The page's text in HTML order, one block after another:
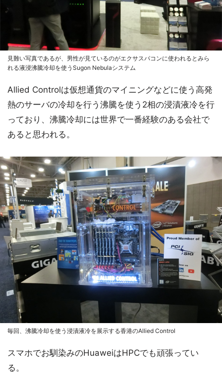
見難い写真であるが、男性が見ているのがエクサスパコンに使われるとみら
れる液浸沸騰冷却を使うSugon Nebulaシステム
Allied Controlは仮想通貨のマイニングなどに使う高発
熱のサーバの冷却を行う沸騰を使う2相の浸漬液冷を行
っており、沸騰冷却には世界で一番経験のある会社で
あると思われる。
毎回、沸騰冷却を使う浸漬液冷を展示する香港のAllied Control
スマホでお馴染みのHuaweiはHPCでも頑張ってい
る。